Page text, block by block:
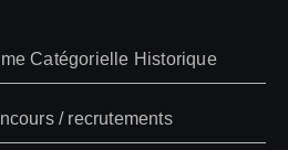
Catégorielle Historique
/ recrutements